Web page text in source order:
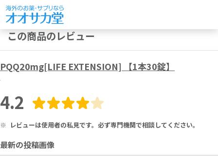
この商品のレビュー
PQQ20mg[LIFE EXTENSION] 【1本30錠】
4.2
※ レビューは使用者の私見です。必ず専門機関で相談してください。
最新の投稿画像